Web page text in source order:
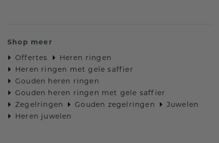
Shop meer
Offertes
Heren ringen
Heren ringen met gele saffier
Gouden heren ringen
Gouden heren ringen met gele saffier
Zegelringen
Gouden zegelringen
Juwelen
Heren juwelen